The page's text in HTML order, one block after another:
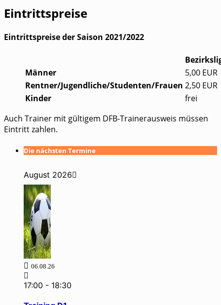
Eintrittspreise
Eintrittspreise der Saison 2021/2022
Männer
5,00 EUR
Rentner/Jugendliche/Studenten/Frauen 2,50 EUR
Kinder
frei
Auch Trainer mit gültigem DFB-Trainerausweis müssen
Eintritt zahlen.
Die nächsten Termine
August 2026
06.08.26
17:00 - 18:30